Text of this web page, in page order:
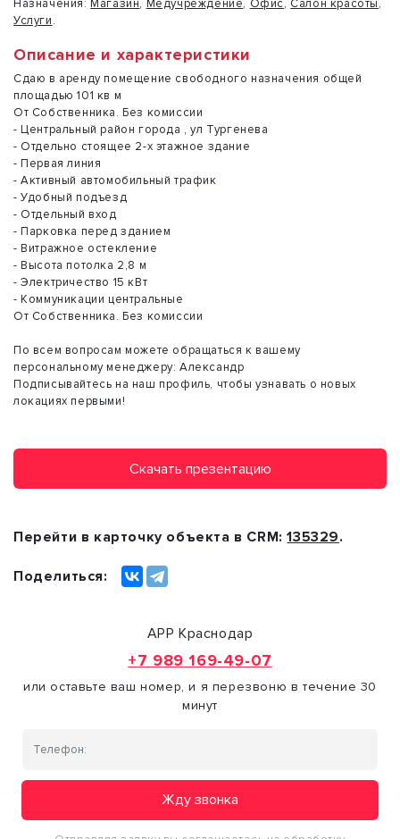
Назначения: Магазин, Медучреждение, Офис, Салон красоты,
Услуги.
Описание и характеристики
Сдаю в аренду помещение свободного назначения общей
площадью 101 кв м
От Собственника. Без комиссии
- Центральный район города , ул Тургенева
- Отдельно стоящее 2-х этажное здание
- Первая линия
- Активный автомобильный трафик
- Удобный подъезд
- Отдельный вход
- Парковка перед зданием
- Витражное остекление
- Высота потолка 2,8 м
- Электричество 15 кВт
- Коммуникации центральные
От Собственника. Без комиссии
По всем вопросам можете обращаться к вашему
персональному менеджеру: Александр
Подписывайтесь на наш профиль, чтобы узнавать о новых
локациях первыми!
Скачать презентацию
Перейти в карточку объекта в CRM:135329.
Поделиться:
АРР Краснодар
+7 989 169-49-07
или оставьте ваш номер, и я перезвоню в течение 30
минут
Жду звонка